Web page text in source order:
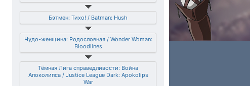
Бэтмен: Тихо! / Batman: Hush
Чудо-женщина: Родословная / Wonder Woman:
Bloodlines
Тёмная Лига справедливости: Война
Апоколипса / Justice League Dark: Apokolips
War